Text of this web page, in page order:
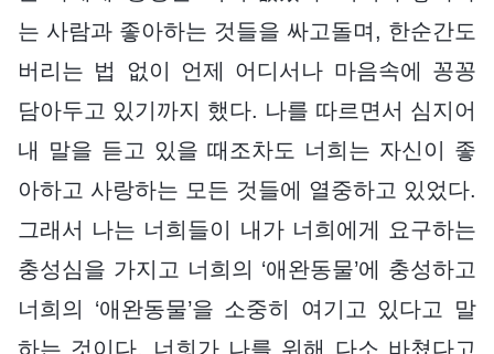
는 사람과 좋아하는 것들을 싸고돌며, 한순간도
버리는 법 없이 언제 어디서나 마음속에 꽁꽁
담아두고 있기까지 했다. 나를 따르면서 심지어
내 말을 듣고 있을 때조차도 너희는 자신이 좋
아하고 사랑하는 모든 것들에 열중하고 있었다.
그래서 나는 너희들이 내가 너희에게 요구하는
충성심을 가지고 너희의 ‘애완동물’에 충성하고
너희의 ‘애완동물’을 소중히 여기고 있다고 말
하는 것이다. 너희가 나를 위해 다소 바쳤다고